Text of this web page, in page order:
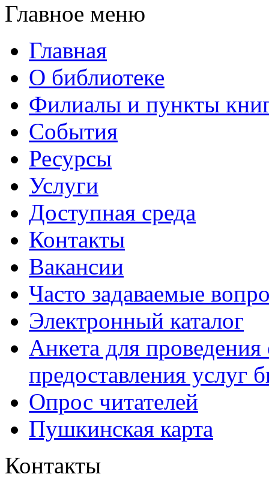
Главное меню
Главная
О библиотеке
Филиалы и пункты
События
Ресурсы
Услуги
Доступная среда
Контакты
Вакансии
Часто задаваемые
Электронный каталог
Анкета для проведения
предоставления услуг
Опрос читателей
Пушкинская карта
Контакты